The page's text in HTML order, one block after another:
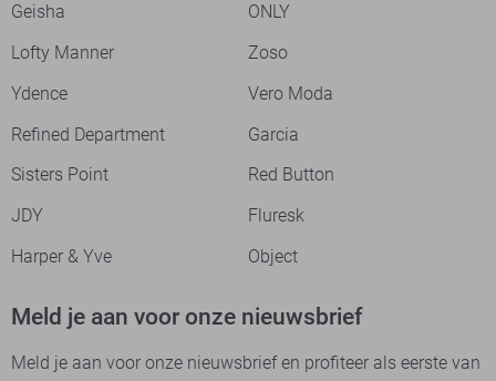
Geisha
ONLY
Lofty Manner
Zoso
Ydence
Vero Moda
Refined Department
Garcia
Sisters Point
Red Button
JDY
Fluresk
Harper & Yve
Object
Meld je aan voor onze nieuwsbrief
Meld je aan voor onze nieuwsbrief en profiteer als eerste van